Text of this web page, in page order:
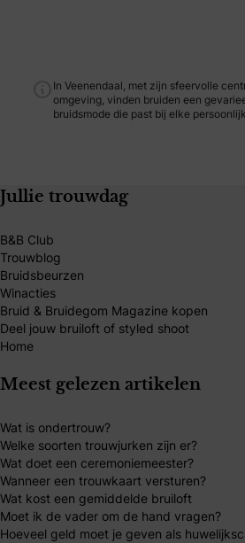
In Veenendaal, met zijn sfeervolle
omgeving, vinden bruiden een
bruidsmode die past bij elke
Jullie trouwdag
B&B Club
Trouwblog
Bruidsbeurzen
Winacties
Bruid & Bruidegom Magazine kopen
Deel jouw bruiloft of styled shoot
Home
Meest gelezen artikelen
Wat is ondertrouw?
Welke soorten trouwjurken zijn er?
Wat doet een ceremoniemeester?
Wanneer een trouwkaart versturen?
Wat kost een gemiddelde bruiloft
Moet ik de vader om de hand vragen?
Hoeveel geld moet je geven als